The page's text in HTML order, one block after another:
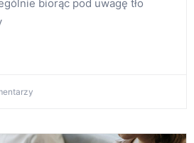
biorąc pod uwagę tło